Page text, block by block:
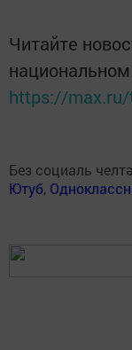
Читайте
https://
Без социаль
Ютуб,